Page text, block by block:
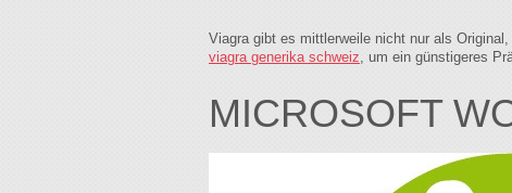
Viagra gibt es mittlerweile nicht nur als
viagra generika schweiz, um ein günstigeres
MICROSOFT